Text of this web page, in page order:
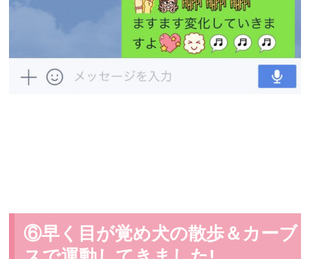
⑥早く目が覚め犬の散歩＆カーブ